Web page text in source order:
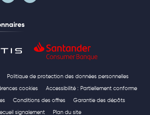
Politique de protection des données personnelles
cookies Accessibilité : Partiellement conforme
Conditions des offres Garantie des dépôts
signalement Plan du site